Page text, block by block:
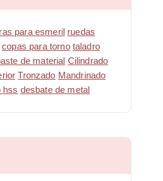
para esmeril ruedas
copas para torno taladro
de material Cilindrado
Tronzado Mandrinado
hss desbate de metal